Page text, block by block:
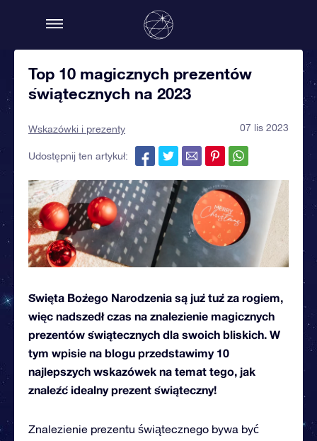
Top 10 magicznych prezentów
świątecznych na 2023
Wskazówki i prezenty 07 lis 2023
Udostępnij ten artykuł:
Święta Bożego Narodzenia są już tuż za rogiem,
więc nadszedł czas na znalezienie magicznych
prezentów świątecznych dla swoich bliskich. W
tym wpisie na blogu przedstawimy 10
najlepszych wskazówek na temat tego, jak
znaleźć idealny prezent świąteczny!
Znalezienie prezentu świątecznego bywa być